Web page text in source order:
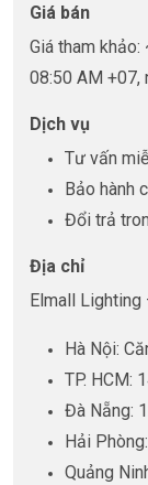
Giá bán
Giá tham
08:50 AM
Dịch vụ
Tư vấn
Bảo hành
Đổi trả
Địa chỉ
Elmall Lighting
Hà Nội:
TP. HCM:
Đà Nẵng:
Hải
Quảng